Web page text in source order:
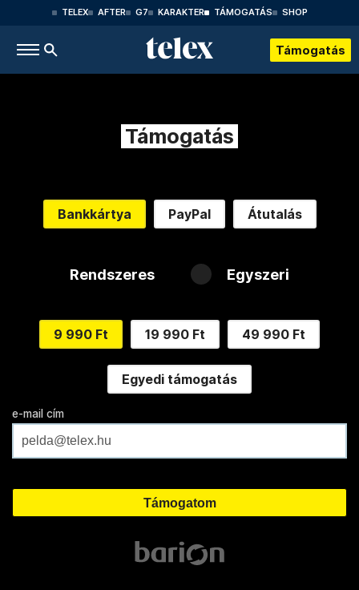
TELEX AFTER G7 KARAKTER TÁMOGATÁS SHOP
Támogatás
Támogatás
Bankkártya PayPal Átutalás
Rendszeres Egyszeri
9 990 Ft 19 990 Ft 49 990 Ft
Egyedi támogatás
e-mail cím